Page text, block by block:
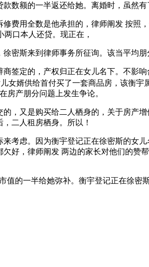
数额的一半返还给她。离婚时，虽然有
用全数是他承担的，律师阐发 按照
口本人还贷。现正在，
斯来到律师事务所征询。该当平均朋
定的，产权归正在女儿名下。不影响
婿供给首付买了一套商品房，该衡宇
房产朋分问题上发生争论。
又是购买给二人栖身的，关于房产增
二人租房栖身。所以！
虑。因为衡宇登记正在徐密斯的女儿
好，律师阐发 两边的家长对他们的赞
的一半给她弥补。衡宇登记正在徐密